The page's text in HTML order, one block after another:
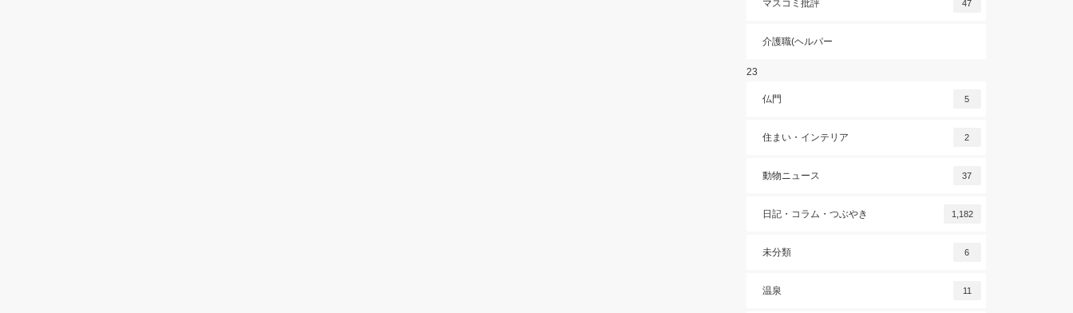
マスコミ批評 47
介護職(ヘルパー
23
仏門 5
住まい・インテリア 2
動物ニュース 37
日記・コラム・つぶやき 1,182
未分類 6
温泉 11